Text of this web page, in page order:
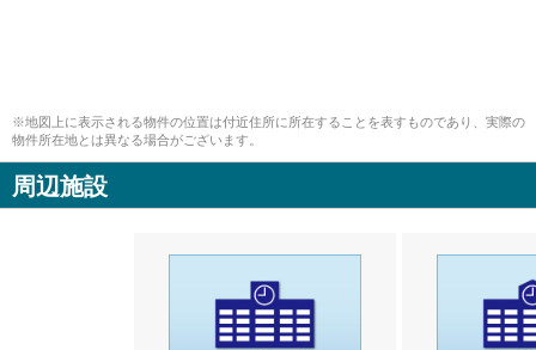
※地図上に表示される物件の位置は付近住所に所在することを表すものであり、実際の
物件所在地とは異なる場合がございます。
周辺施設